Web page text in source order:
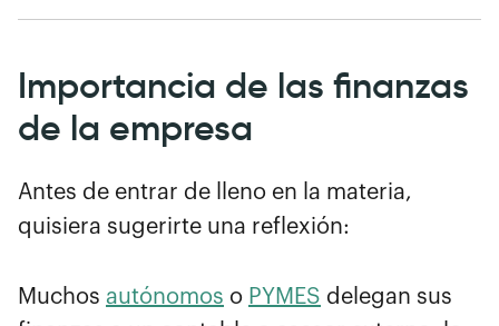
Importancia de las finanzas
de la empresa
Antes de entrar de lleno en la materia,
quisiera sugerirte una reflexión:
Muchos autónomos o PYMES delegan sus